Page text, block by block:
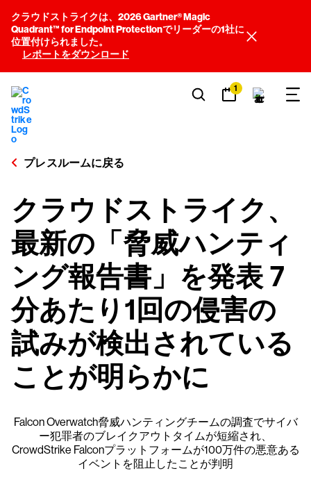
クラウドストライクは、2026 Gartner® Magic
Quadrant™ for Endpoint Protectionでリーダーの1社に
位置付けられました。
レポートをダウンロード
1
プレスルームに戻る
クラウドストライク、
最新の「脅威ハンティ
ング報告書」を発表 7
分あたり1回の侵害の
試みが検出されている
ことが明らかに
Falcon Overwatch脅威ハンティングチームの調査でサイバ
ー犯罪者のブレイクアウトタイムが短縮され、
CrowdStrike Falconプラットフォームが100万件の悪意ある
イベントを阻止したことが判明